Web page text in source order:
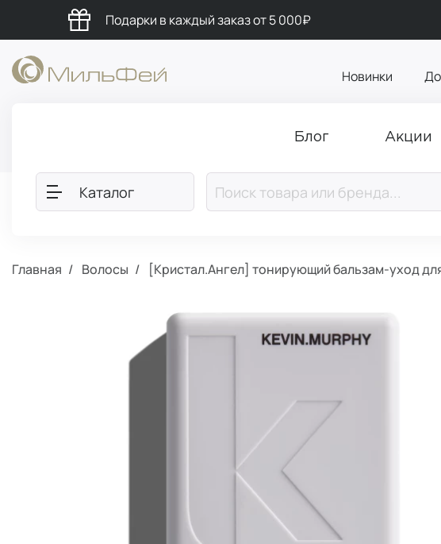
Подарки в каждый заказ от 5 000₽
Новинки
Блог Акции
Каталог
Главная Волосы [Кристал.Ангел] тонирующий бальзам-уход